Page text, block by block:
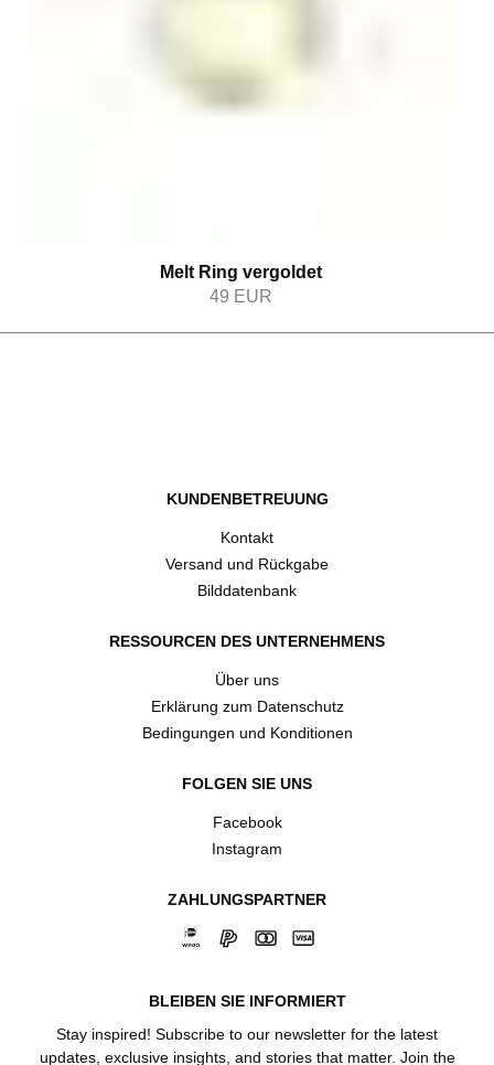
Melt Ring vergoldet
49 EUR
KUNDENBETREUUNG
Kontakt
Versand und Rückgabe
Bilddatenbank
RESSOURCEN DES UNTERNEHMENS
Über uns
Erklärung zum Datenschutz
Bedingungen und Konditionen
FOLGEN SIE UNS
Facebook
Instagram
ZAHLUNGSPARTNER
BLEIBEN SIE INFORMIERT
Stay inspired! Subscribe to our newsletter for the latest
updates, exclusive insights, and stories that matter. Join the